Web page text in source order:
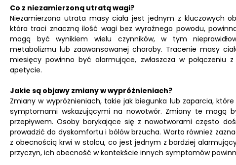
Co z niezamierzoną utratą wagi?
Niezamierzona utrata masy ciała jest jednym z kluczowych
która traci znaczną ilość wagi bez wyraźnego powodu,
mogą być wynikiem wielu czynników, w tym
metabolizmu lub zaawansowanej choroby. Tracenie masy
miesięcy powinno być alarmujące, zwłaszcza w
apetycie.
Jakie są objawy zmiany w wypróżnieniach?
Zmiany w wypróżnieniach, takie jak biegunka lub zaparcia,
symptomami wskazującymi na nowotwór. Zmiany te mogą
przepływem. Osoby borykające się z nowotworami często
prowadzić do dyskomfortu i bólów brzucha. Warto również
z obecnością krwi w stolcu, co jest jednym z bardziej
przyczyn, ich obecność w kontekście innych symptomów